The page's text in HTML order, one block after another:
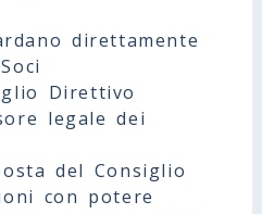
direttamente
Direttivo
legale dei
del Consiglio
con potere